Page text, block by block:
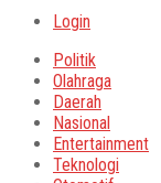
Login
Politik
Olahraga
Daerah
Nasional
Entertainment
Teknologi